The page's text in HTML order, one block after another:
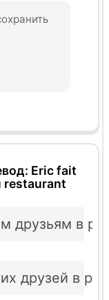
Eric fait
restaurant
друзьям в
друзей в